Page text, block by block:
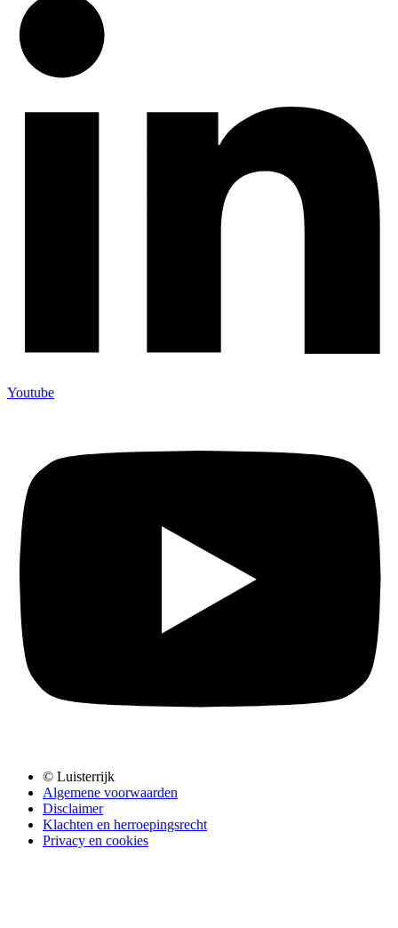
Youtube
© Luisterrijk
Algemene voorwaarden
Disclaimer
Klachten en herroepingsrecht
Privacy en cookies